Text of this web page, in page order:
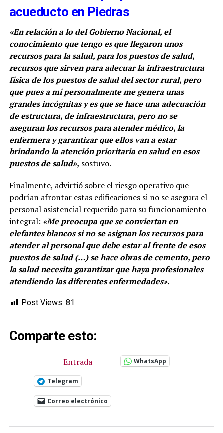
acueducto en Piedras
«En relación a lo del Gobierno Nacional, el
conocimiento que tengo es que llegaron unos
recursos para la salud, para los puestos de salud,
recursos que sirven para adecuar la infraestructura
física de los puestos de salud del sector rural, pero
que pues a mí personalmente me genera unas
grandes incógnitas y es que se hace una adecuación
de estructura, de infraestructura, pero no se
aseguran los recursos para atender médico, la
enfermera y garantizar que ellos van a estar
brindando la atención prioritaria en salud en esos
puestos de salud», sostuvo.
Finalmente, advirtió sobre el riesgo operativo que
podrían afrontar estas edificaciones si no se asegura el
personal asistencial requerido para su funcionamiento
integral: «Me preocupa que se conviertan en
elefantes blancos si no se asignan los recursos para
atender al personal que debe estar al frente de esos
puestos de salud (…) se hace obras de cemento, pero
la salud necesita garantizar que haya profesionales
atendiendo las diferentes enfermedades».
Post Views: 81
Comparte esto:
Entrada WhatsApp
Telegram
Correo electrónico